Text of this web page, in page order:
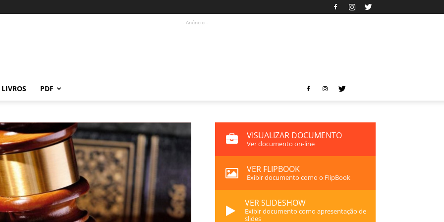
- Anúncio -
LIVROS PDF
VISUALIZAR DOCUMENTO
Ver documento on-line
VER FLIPBOOK
Exibir documento como o FlipBook
VER SLIDESHOW
Exibir documento como apresentação de
slides